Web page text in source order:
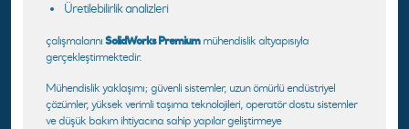
Üretilebilirlik analizleri
çalışmalarınıSolidWorks Premiummühendislik altyapısıyla
gerçekleştirmektedir.
Mühendislik yaklaşımı; güvenli sistemler, uzun ömürlü endüstriyel
çözümler, yüksek verimli taşıma teknolojileri, operatör dostu sistemler
ve düşük bakım ihtiyacına sahip yapılar geliştirmeye